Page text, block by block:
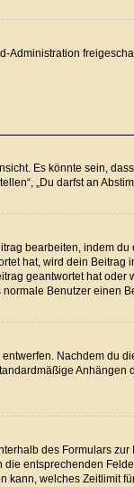
Es könnte sein,
„Du darfst an
bearbeiten, indem
hat, wird dein
geantwortet hat
Benutzer einen
Nachdem du
des Formulars
entsprechenden
welches Zeitlimit